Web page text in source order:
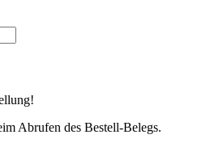
Abrufen des Bestell-Belegs.